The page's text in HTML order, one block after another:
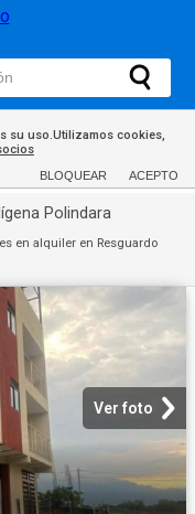
su uso.Utilizamos cookies,
BLOQUEAR ACEPTO
Polindara
en alquiler en Resguardo
Ver foto